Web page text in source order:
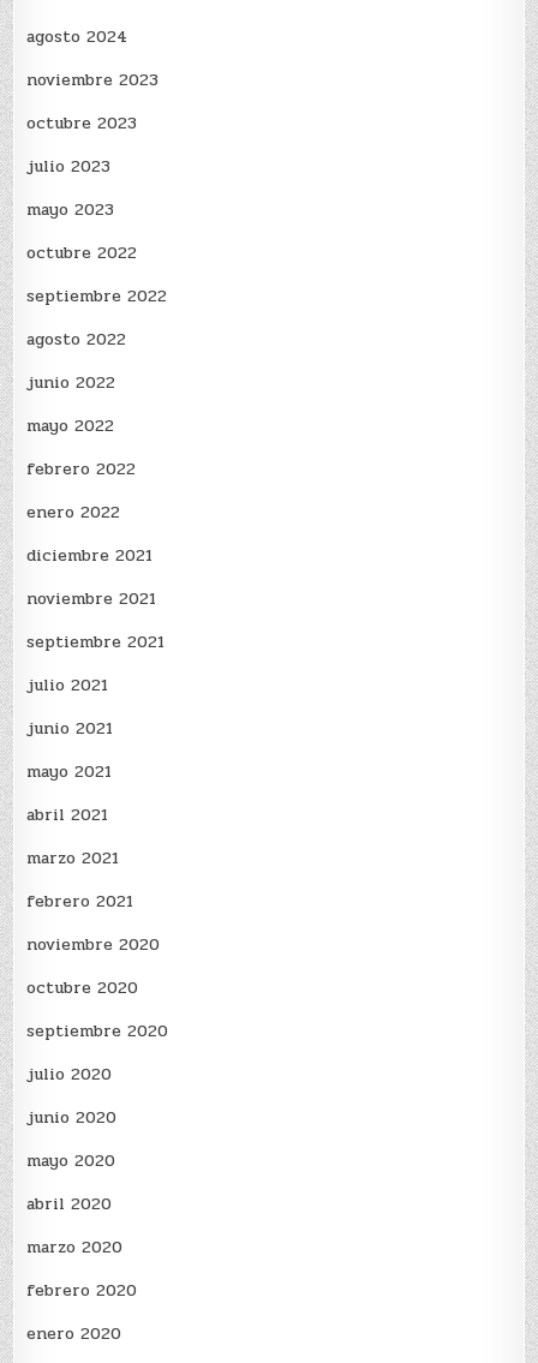
agosto 2024
noviembre 2023
octubre 2023
julio 2023
mayo 2023
octubre 2022
septiembre 2022
agosto 2022
junio 2022
mayo 2022
febrero 2022
enero 2022
diciembre 2021
noviembre 2021
septiembre 2021
julio 2021
junio 2021
mayo 2021
abril 2021
marzo 2021
febrero 2021
noviembre 2020
octubre 2020
septiembre 2020
julio 2020
junio 2020
mayo 2020
abril 2020
marzo 2020
febrero 2020
enero 2020